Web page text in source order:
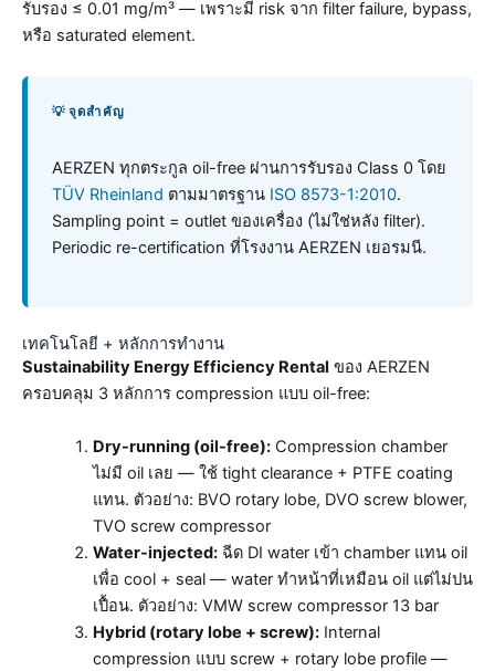
รับรอง ≤ 0.01 mg/m³ — เพราะมี risk จาก filter failure, bypass,
หรือ saturated element.
💡 จุดสำคัญ
AERZEN ทุกตระกูล oil-free ผ่านการรับรอง Class 0 โดย
TÜV Rheinland ตามมาตรฐาน ISO 8573-1:2010.
Sampling point = outlet ของเครื่อง (ไม่ใช่หลัง filter).
Periodic re-certification ที่โรงงาน AERZEN เยอรมนี.
เทคโนโลยี + หลักการทำงาน
Sustainability Energy Efficiency Rental ของ AERZEN
ครอบคลุม 3 หลักการ compression แบบ oil-free:
Dry-running (oil-free):Compression chamber
ไม่มี oil เลย — ใช้ tight clearance + PTFE coating
แทน. ตัวอย่าง: BVO rotary lobe, DVO screw blower,
TVO screw compressor
Water-injected:ฉีด DI water เข้า chamber แทน oil
เพื่อ cool + seal — water ทำหน้าที่เหมือน oil แต่ไม่ปน
เปื้อน. ตัวอย่าง: VMW screw compressor 13 bar
Hybrid (rotary lobe + screw):Internal
compression แบบ screw + rotary lobe profile —